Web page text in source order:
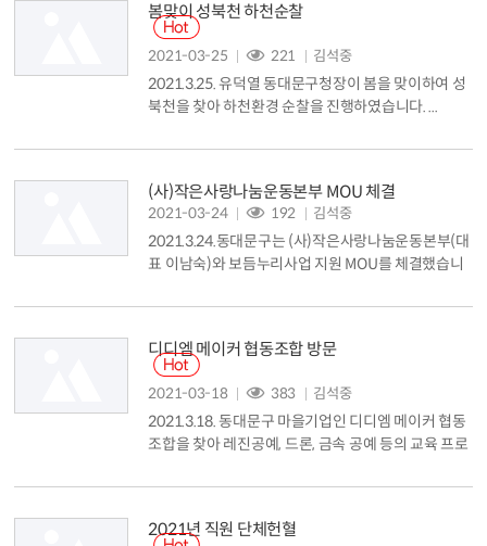
동친화도시 인증을 새로운 도약으로 삼아 ▲아동권리
교육 ▲아동참여기구 구성 ▲아동,청소년 정책제안대
회 ▲아동의회 및 청소년참여위원회 운영 ▲아동권리
교육 구민강사 양성 등 아동의 권리...
봄맞이 성북천 하천순찰
2021-03-25 221 김석중
2021.3.25. 유덕열 동대문구청장이 봄을 맞이하여 성
북천을 찾아 하천환경 순찰을 진행하였습니다. ...
(사)작은사랑나눔운동본부 MOU 체결
2021-03-24 192 김석중
2021.3.24.동대문구는 (사)작은사랑나눔운동본부(대
표 이남숙)와 보듬누리사업 지원 MOU를 체결했습니
업 지원을 위한 MOU를 맺고 협약서에 서명했습니다.
원, 후원물품 지원, 1:1 희망결연 참여 등 보듬누리 지
원에 힘쓰고 올해로 출범 10주년을 맞은 보듬누리 사
업을 내실있게 추진해 나가기로 했습니다. 이와 함께
(사)작은사랑나눔운동 본부는 라면, 된...
디디엠 메이커 협동조합 방문
2021-03-18 383 김석중
2021.3.18. 동대문구 마을기업인 디디엠 메이커 협동
조합을 찾아 레진공예, 드론, 금속 공예 등의 교육 프로
019년 진행한 동대문구 메이커 양성 프로그램의 참가
움을 느끼던 경력단절 여성, 청년 등이었던 이들은 프
2021년 직원 단체헌혈